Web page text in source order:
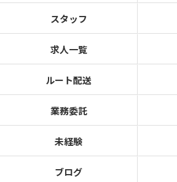
スタッフ
求人一覧
ルート配送
業務委託
未経験
ブログ